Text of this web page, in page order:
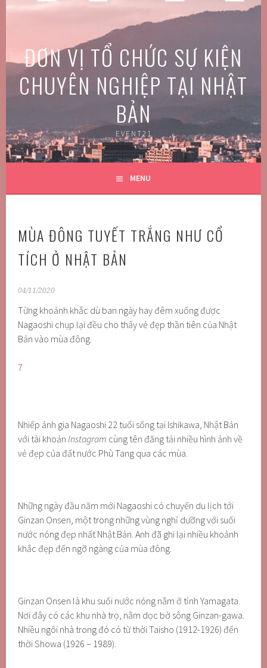
Skip
ĐƠN VỊ TỔ CHỨC SỰ KIỆN
CHUYÊN NGHIỆP TẠI NHẬT
BẢN
EVENT21
MENU
MÙA ĐÔNG TUYẾT TRẮNG NHƯ CỔ
TÍCH Ở NHẬT BẢN
04/11/2020
Từng khoảnh khắc dù ban ngày hay đêm xuống được
Nagaoshi chụp lại đều cho thấy vẻ đẹp thần tiên của Nhật
Bản vào mùa đông.
7
Nhiếp ảnh gia Nagaoshi 22 tuổi sống tại Ishikawa, Nhật Bản
với tài khoảnInstagram cùng tên đăng tải nhiều hình ảnh về
vẻ đẹp của đất nước Phù Tang qua các mùa.
Những ngày đầu năm mới Nagaoshi có chuyến du lịch tới
Ginzan Onsen, một trong những vùng nghỉ dưỡng với suối
nước nóng đẹp nhất Nhật Bản. Anh đã ghi lại nhiều khoảnh
khắc đẹp đến ngỡ ngàng của mùa đông.
Ginzan Onsen là khu suối nước nóng nằm ở tỉnh Yamagata.
Nơi đây có các khu nhà trọ, nằm dọc bờ sông Ginzan-gawa.
Nhiều ngôi nhà trong đó có từ thời Taisho (1912-1926) đến
thời Showa (1926 – 1989).